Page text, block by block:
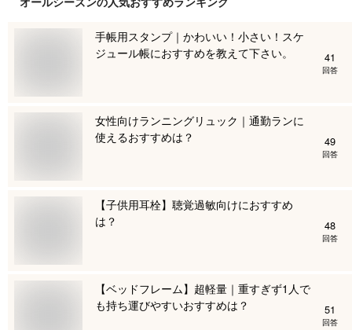
手帳用スタンプ｜かわいい！小さい！スケ
ジュール帳におすすめを教えて下さい。
41
回答
女性向けランニングリュック｜通勤ランに
使えるおすすめは？
49
回答
【子供用耳栓】聴覚過敏向けにおすすめ
は？
48
回答
【ベッドフレーム】超軽量｜重すぎず1人で
も持ち運びやすいおすすめは？
51
回答